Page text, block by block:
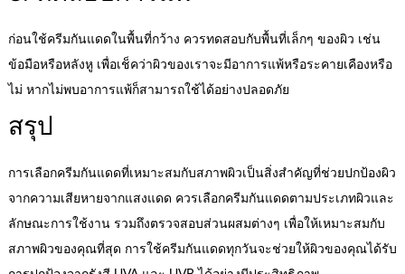
ก่อนใช้ครีมกันแดดในพื้นที่กว้าง ควรทดสอบกับพื้นที่เล็กๆ ของผิว เช่น
ข้อมือหรือหลังหู เพื่อเช็คว่าผิวของเราจะมีอาการแพ้หรือระคายเคืองหรือ
ไม่ หากไม่พบอาการแพ้ก็สามารถใช้ได้อย่างปลอดภัย
สรุป
การเลือกครีมกันแดดที่เหมาะสมกับสภาพผิวเป็นสิ่งสำคัญที่ช่วยปกป้องผิว
จากความเสียหายจากแสงแดด ควรเลือกครีมกันแดดตามประเภทผิวและ
ลักษณะการใช้งาน รวมถึงตรวจสอบส่วนผสมต่างๆ เพื่อให้เหมาะสมกับ
สภาพผิวของคุณที่สุด การใช้ครีมกันแดดทุกวันจะช่วยให้ผิวของคุณได้รับ